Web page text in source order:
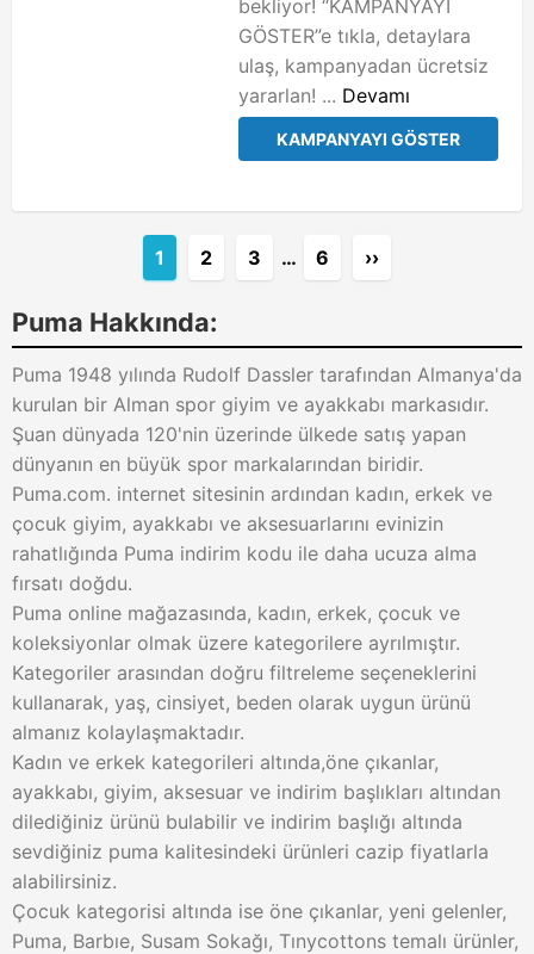
bekliyor! “KAMPANYAYI
GÖSTER”e tıkla, detaylara
ulaş, kampanyadan ücretsiz
yararlan! ... Devamı
KAMPANYAYI GÖSTER
1 2 3 … 6 ››
Puma Hakkında:
Puma 1948 yılında Rudolf Dassler tarafından Almanya'da
kurulan bir Alman spor giyim ve ayakkabı markasıdır.
Şuan dünyada 120'nin üzerinde ülkede satış yapan
dünyanın en büyük spor markalarından biridir.
Puma.com. internet sitesinin ardından kadın, erkek ve
çocuk giyim, ayakkabı ve aksesuarlarını evinizin
rahatlığında Puma indirim kodu ile daha ucuza alma
fırsatı doğdu.
Puma online mağazasında, kadın, erkek, çocuk ve
koleksiyonlar olmak üzere kategorilere ayrılmıştır.
Kategoriler arasından doğru filtreleme seçeneklerini
kullanarak, yaş, cinsiyet, beden olarak uygun ürünü
almanız kolaylaşmaktadır.
Kadın ve erkek kategorileri altında,öne çıkanlar,
ayakkabı, giyim, aksesuar ve indirim başlıkları altından
dilediğiniz ürünü bulabilir ve indirim başlığı altında
sevdiğiniz puma kalitesindeki ürünleri cazip fiyatlarla
alabilirsiniz.
Çocuk kategorisi altında ise öne çıkanlar, yeni gelenler,
Puma, Barbıe, Susam Sokağı, Tınycottons temalı ürünler,